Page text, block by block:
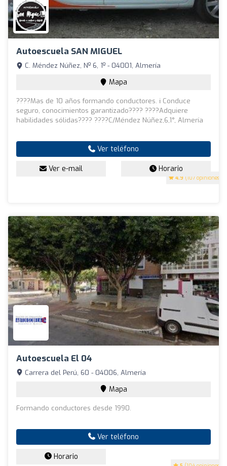
Autoescuela SAN MIGUEL
4.9 (107 opiniones)
C. Méndez Núñez, Nº 6, 1º - 04001, Almería
Mapa
????Mas de 10 años formando conductores. ℹ️ Conduce
seguro, conocimientos garantizado???? ????Adquiere
habilidades sólidas???? ????C/Méndez Núñez,6,1°, Almería
Ver teléfono
Ver e-mail Horario
Autoescuela El 04
Carrera del Perú, 60 - 04006, Almería
Mapa
Formando conductores desde 1990.
Ver teléfono
Horario